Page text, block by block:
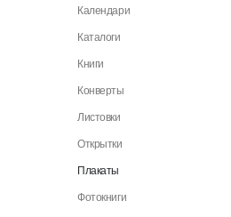
Календари
Каталоги
Книги
Конверты
Листовки
Открытки
Плакаты
Фотокниги